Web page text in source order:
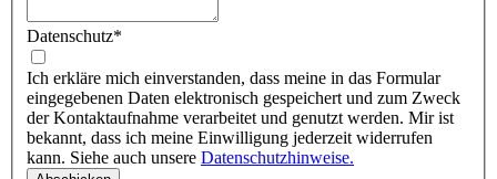
Datenschutz*
Ich erkläre mich einverstanden, dass meine in das Formular
eingegebenen Daten elektronisch gespeichert und zum Zweck
der Kontaktaufnahme verarbeitet und genutzt werden. Mir ist
bekannt, dass ich meine Einwilligung jederzeit widerrufen
kann. Siehe auch unsere Datenschutzhinweise.